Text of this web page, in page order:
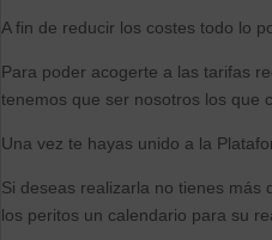
A fin de reducir los costes todo lo
Para poder acogerte a las tarifas
tenemos que ser nosotros los que
Una vez te hayas unido a la
Si deseas realizarla no tienes
los peritos un calendario para su